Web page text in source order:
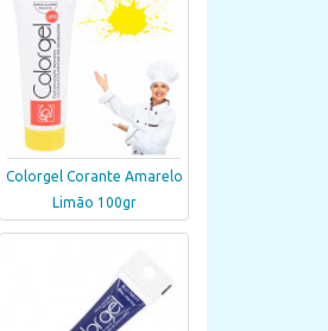
Colorgel Corante Amarelo
Limão 100gr